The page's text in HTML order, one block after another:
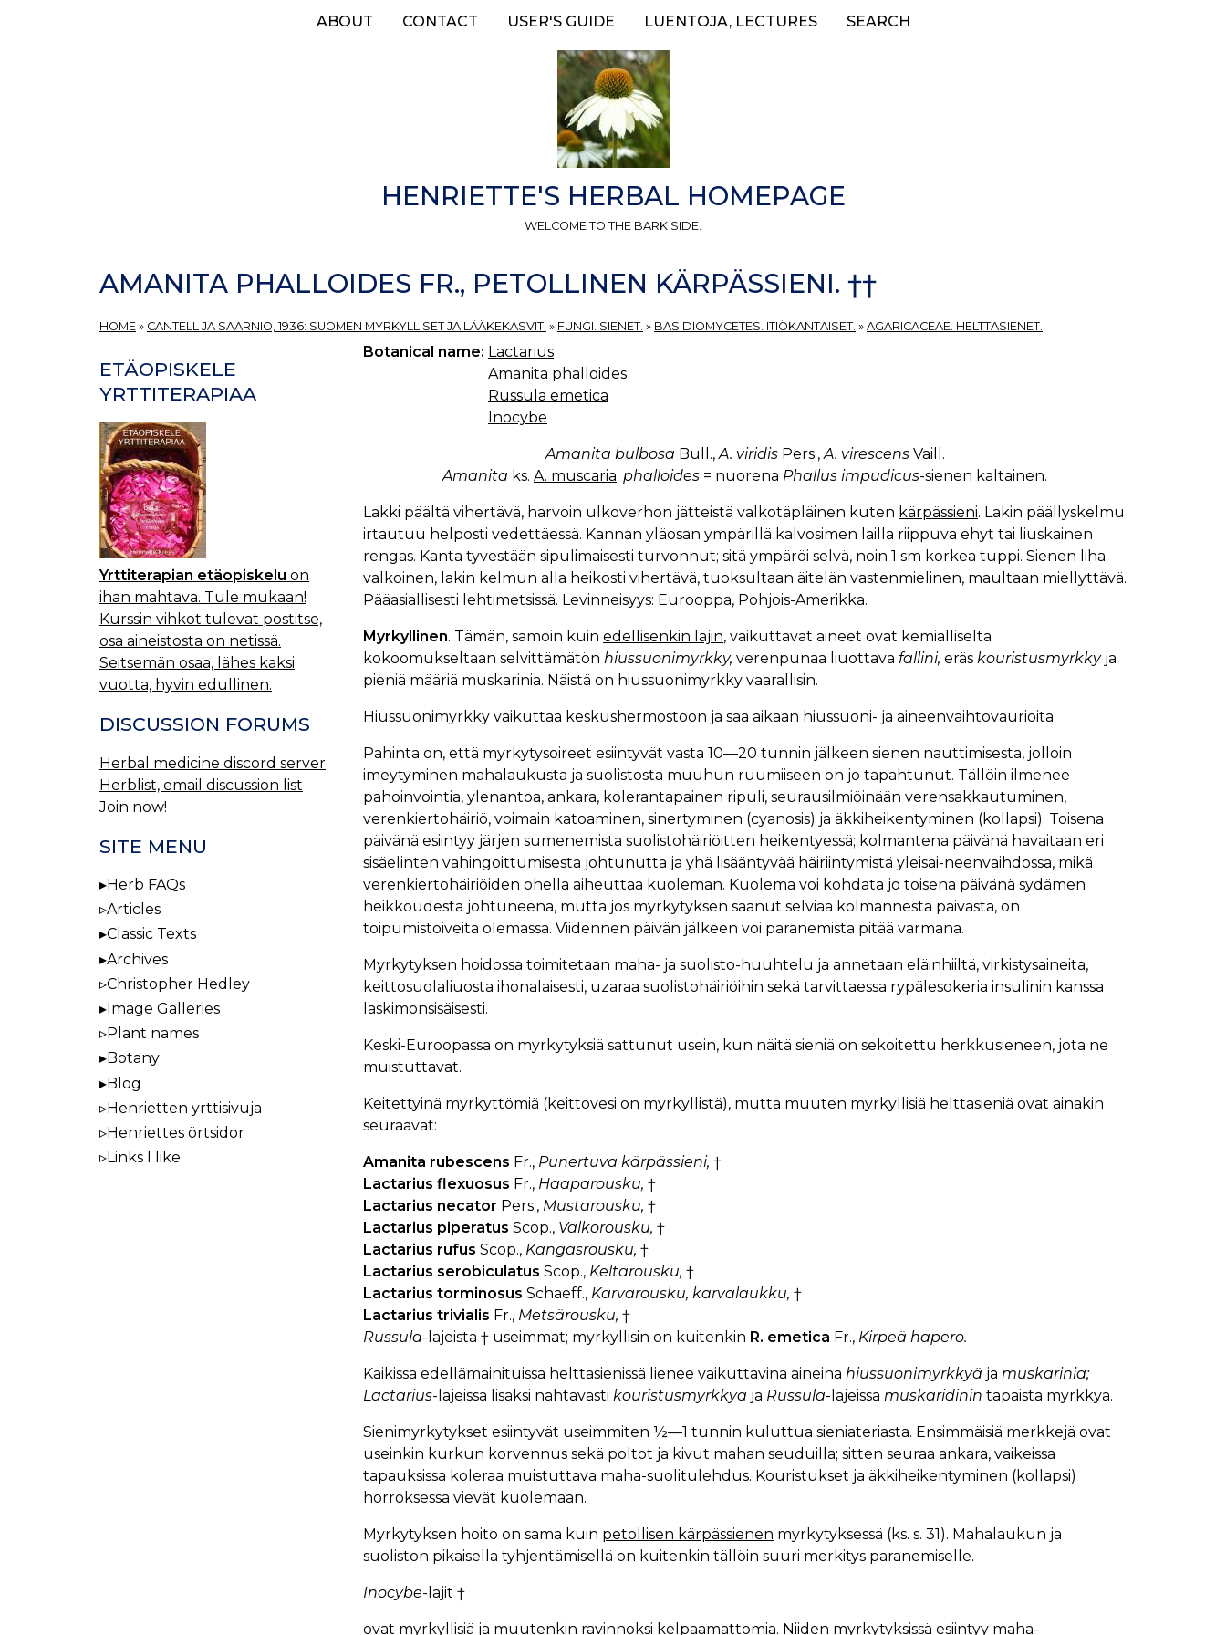
ABOUT CONTACT USER'S GUIDE LUENTOJA, LECTURES SEARCH
HENRIETTE'S HERBAL HOMEPAGE
WELCOME TO THE BARK SIDE.
AMANITA PHALLOIDES FR., PETOLLINEN KÄRPÄSSIENI. ††
HOME » CANTELL JA SAARNIO, 1936: SUOMEN MYRKYLLISET JA LÄÄKEKASVIT. » FUNGI. SIENET. » BASIDIOMYCETES. ITIÖKANTAISET. » AGARICACEAE. HELTTASIENET.
Botanical name: Lactarius
Amanita phalloides
Russula emetica
Inocybe
Amanita bulbosa Bull., A. viridisPers., A. virescensVaill.
Amanita ks. A. muscaria; phalloides = nuorena Phallus impudicus-sienen kaltainen.
Lakki päältä vihertävä, harvoin ulkoverhon jätteistä valkotäpläinen kuten kärpässieni. Lakin päällyskelmu
irtautuu helposti vedettäessä. Kannan yläosan ympärillä kalvosimen lailla riippuva ehyt tai liuskainen
rengas. Kanta tyvestään sipulimaisesti turvonnut; sitä ympäröi selvä, noin 1 sm korkea tuppi. Sienen liha
valkoinen, lakin kelmun alla heikosti vihertävä, tuoksultaan äitelän vastenmielinen, maultaan miellyttävä.
Pääasiallisesti lehtimetsissä. Levinneisyys: Eurooppa, Pohjois-Amerikka.
Myrkyllinen. Tämän, samoin kuin edellisenkin lajin, vaikuttavat aineet ovat kemialliselta
kokoomukseltaan selvittämätön hiussuonimyrkky, verenpunaa liuottava fallini, eräs kouristusmyrkkyja
pieniä määriä muskarinia. Näistä on hiussuonimyrkky vaarallisin.
Hiussuonimyrkky vaikuttaa keskushermostoon ja saa aikaan hiussuoni- ja aineenvaihtovaurioita.
Pahinta on, että myrkytysoireet esiintyvät vasta 10—20 tunnin jälkeen sienen nauttimisesta, jolloin
imeytyminen mahalaukusta ja suolistosta muuhun ruumiiseen on jo tapahtunut. Tällöin ilmenee
pahoinvointia, ylenantoa, ankara, kolerantapainen ripuli, seurausilmiöinään verensakkautuminen,
verenkiertohäiriö, voimain katoaminen, sinertyminen (cyanosis) ja äkkiheikentyminen (kollapsi). Toisena
päivänä esiintyy järjen sumenemista suolistohäiriöitten heikentyessä; kolmantena päivänä havaitaan eri
sisäelinten vahingoittumisesta johtunutta ja yhä lisääntyvää häiriintymistä yleisai-neenvaihdossa, mikä
verenkiertohäiriöiden ohella aiheuttaa kuoleman. Kuolema voi kohdata jo toisena päivänä sydämen
heikkoudesta johtuneena, mutta jos myrkytyksen saanut selviää kolmannesta päivästä, on
toipumistoiveita olemassa. Viidennen päivän jälkeen voi paranemista pitää varmana.
Myrkytyksen hoidossa toimitetaan maha- ja suolisto-huuhtelu ja annetaan eläinhiiltä, virkistysaineita,
keittosuolaliuosta ihonalaisesti, uzaraa suolistohäiriöihin sekä tarvittaessa rypälesokeria insulinin kanssa
laskimonsisäisesti.
Keski-Euroopassa on myrkytyksiä sattunut usein, kun näitä sieniä on sekoitettu herkkusieneen, jota ne
muistuttavat.
Keitettyinä myrkyttömiä (keittovesi on myrkyllistä), mutta muuten myrkyllisiä helttasieniä ovat ainakin
seuraavat:
Amanita rubescens Fr., Punertuva kärpässieni, †
Lactarius flexuosus Fr., Haaparousku, †
Lactarius necator Pers., Mustarousku, †
Lactarius piperatus Scop., Valkorousku, †
Lactarius rufus Scop., Kangasrousku, †
Lactarius serobiculatus Scop., Keltarousku, †
Lactarius torminosus Schaeff., Karvarousku, karvalaukku, †
Lactarius trivialis Fr., Metsärousku, †
Russula-lajeista † useimmat; myrkyllisin on kuitenkin R. emetica Fr., Kirpeä hapero.
Kaikissa edellämainituissa helttasienissä lienee vaikuttavina aineina hiussuonimyrkkyä ja muskarinia;
Lactarius-lajeissa lisäksi nähtävästi kouristusmyrkkyä ja Russula-lajeissa muskaridinin tapaista myrkkyä.
Sienimyrkytykset esiintyvät useimmiten ½—1 tunnin kuluttua sieniateriasta. Ensimmäisiä merkkejä ovat
useinkin kurkun korvennus sekä poltot ja kivut mahan seuduilla; sitten seuraa ankara, vaikeissa
tapauksissa koleraa muistuttava maha-suolitulehdus. Kouristukset ja äkkiheikentyminen (kollapsi)
horroksessa vievät kuolemaan.
Myrkytyksen hoito on sama kuin petollisen kärpässienen myrkytyksessä (ks. s. 31). Mahalaukun ja
suoliston pikaisella tyhjentämisellä on kuitenkin tällöin suuri merkitys paranemiselle.
Inocybe-lajit †
ovat myrkyllisiä ja muutenkin ravinnoksi kelpaamattomia. Niiden myrkytyksissä esiintyy maha-
ETÄOPISKELE
YRTTITERAPIAA
Yrttiterapian etäopiskelu on
ihan mahtava. Tule mukaan!
Kurssin vihkot tulevat postitse,
osa aineistosta on netissä.
Seitsemän osaa, lähes kaksi
vuotta, hyvin edullinen.
DISCUSSION FORUMS
Herbal medicine discord server
Herblist, email discussion list
Join now!
SITE MENU
Herb FAQs
Articles
Classic Texts
Archives
Christopher Hedley
Image Galleries
Plant names
Botany
Blog
Henrietten yrttisivuja
Henriettes örtsidor
Links I like